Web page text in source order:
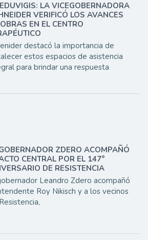
LA VICEGOBERNADORA
VERIFICÓ LOS AVANCES
EN EL CENTRO
destacó la importancia de
estos espacios de asistencia
para brindar una respuesta
ZDERO ACOMPAÑÓ
CENTRAL POR EL 147°
DE RESISTENCIA
Leandro Zdero acompañó
Roy Nikisch y a los vecinos